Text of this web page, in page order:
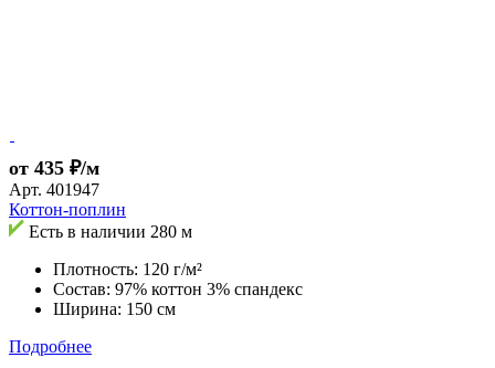
от 435 ₽/м
Арт. 401947
Коттон-поплин
Есть в наличии 280 м
Плотность: 120 г/м²
Состав: 97% коттон 3% спандекс
Ширина: 150 см
Подробнее